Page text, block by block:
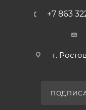
+7 863
г.